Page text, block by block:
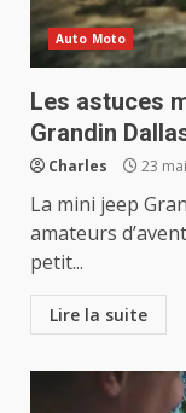
Auto Moto
Les astuces
Grandin
Charles 23
La mini jeep
amateurs
petit...
Lire la suite